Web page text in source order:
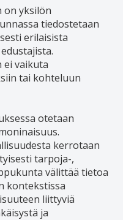
on yksilön
tiedostetaan
erilaisista
ei vaikuta
tai kohteluun
otetaan
kerrotaan
tarpoja-,
välittää tietoa
kontekstissa
liittyviä
ja